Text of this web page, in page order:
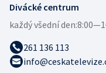
Divácké centrum
každý všední den:
261 136 113